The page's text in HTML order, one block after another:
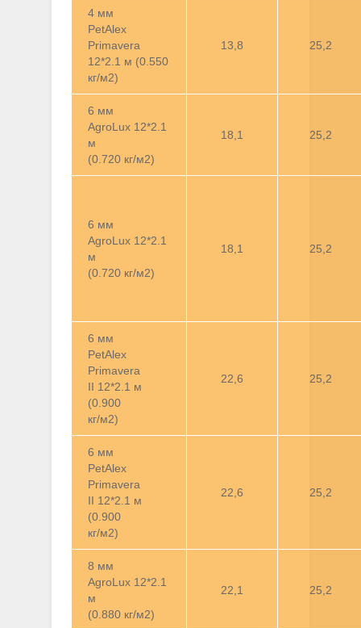
4 мм
PetAlex
Primavera
12*2.1 м (0.550
кг/м2)
13,8 25,2
6 мм
AgroLux 12*2.1
м
(0.720 кг/м2)
18,1 25,2
6 мм
AgroLux 12*2.1
м
(0.720 кг/м2)
18,1 25,2
6 мм
PetAlex
Primavera
II 12*2.1 м
(0.900
кг/м2)
22,6 25,2
6 мм
PetAlex
Primavera
II 12*2.1 м
(0.900
кг/м2)
22,6 25,2
8 мм
AgroLux 12*2.1
м
(0.880 кг/м2)
22,1 25,2